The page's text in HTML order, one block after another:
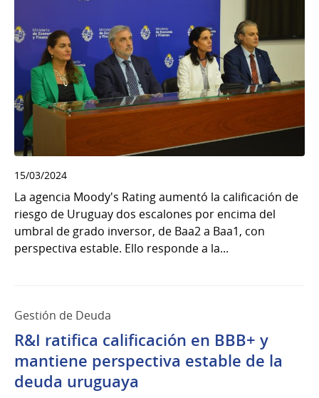
15/03/2024
La agencia Moody's Rating aumentó la calificación de
riesgo de Uruguay dos escalones por encima del
umbral de grado inversor, de Baa2 a Baa1, con
perspectiva estable. Ello responde a la...
Gestión de Deuda
R&I ratifica calificación en BBB+ y
mantiene perspectiva estable de la
deuda uruguaya